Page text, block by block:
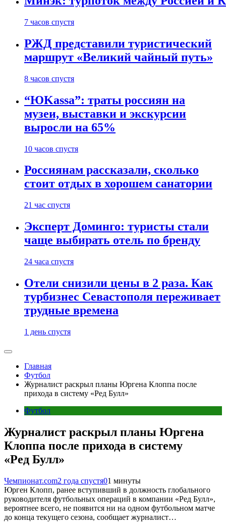
7 часов спустя
РЖД представили туристический
маршрут «Великий чайный путь»
8 часов спустя
“ЮKassa”: траты россиян на
музеи, выставки и экскурсии
выросли на 65%
10 часов спустя
Россиянам рассказали, сколько
стоит отдых в хорошем санатории
21 час спустя
Эксперт Доминго: туристы стали
чаще выбирать отель по бренду
24 часа спустя
Отели снизили цены в 2 раза. Как
турбизнес Севастополя переживает
трудные времена
1 день спустя
Главная
Футбол
Журналист раскрыл планы Юргена Клоппа после
прихода в систему «Ред Булл»
Футбол
Журналист раскрыл планы Юргена
Клоппа после прихода в систему
«Ред Булл»
Чемпионат.com2 года спустя01 минуты
Юрген Клопп, ранее вступивший в должность глобального
руководителя футбольных операций в компании «Ред Булл»,
вероятнее всего, не появится ни на одном футбольном матче
до конца текущего сезона, сообщает журналист…